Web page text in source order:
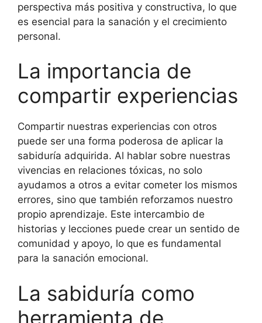
perspectiva más positiva y constructiva, lo que
es esencial para la sanación y el crecimiento
personal.
La importancia de
compartir experiencias
Compartir nuestras experiencias con otros
puede ser una forma poderosa de aplicar la
sabiduría adquirida. Al hablar sobre nuestras
vivencias en relaciones tóxicas, no solo
ayudamos a otros a evitar cometer los mismos
errores, sino que también reforzamos nuestro
propio aprendizaje. Este intercambio de
historias y lecciones puede crear un sentido de
comunidad y apoyo, lo que es fundamental
para la sanación emocional.
La sabiduría como
herramienta de